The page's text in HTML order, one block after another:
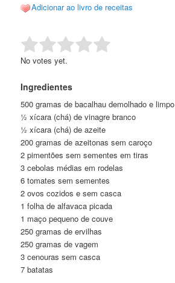
Adicionar ao livro de receitas
Rate this item: Submit Rating
No votes yet.
Ingredientes
500 gramas de bacalhau demolhado e limpo
½ xícara (chá) de vinagre branco
½ xícara (chá) de azeite
200 gramas de azeitonas sem caroço
2 pimentões sem sementes em tiras
3 cebolas médias em rodelas
6 tomates sem sementes
2 ovos cozidos e sem casca
1 folha de alfavaca picada
1 maço pequeno de couve
250 gramas de ervilhas
250 gramas de vagem
3 cenouras sem casca
7 batatas